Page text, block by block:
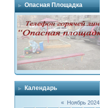
Опасная Площадка
Календарь
« Ноябрь 2024